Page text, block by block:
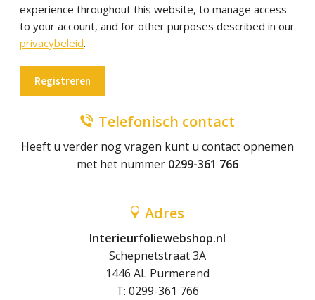
experience throughout this website, to manage access
to your account, and for other purposes described in our
privacybeleid.
Registreren
Telefonisch contact
Heeft u verder nog vragen kunt u contact opnemen
met het nummer 0299-361 766
Adres
Interieurfoliewebshop.nl
Schepnetstraat 3A
1446 AL Purmerend
T: 0299-361 766